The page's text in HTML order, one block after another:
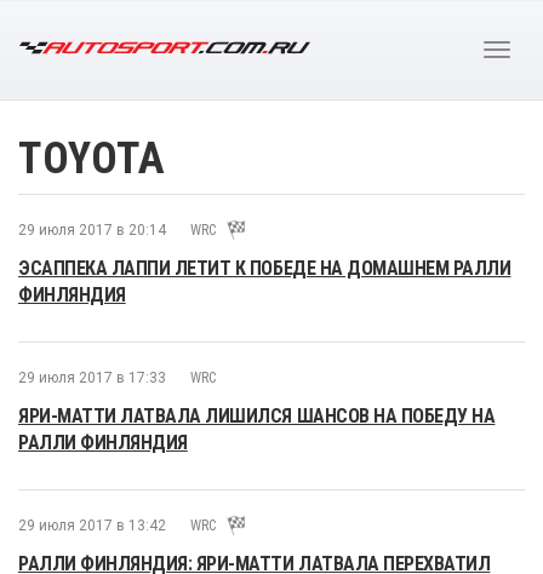
TOYOTA
29 июля 2017 в 20:14 WRC
ЭСАППЕКА ЛАППИ ЛЕТИТ К ПОБЕДЕ НА ДОМАШНЕМ РАЛЛИ
ФИНЛЯНДИЯ
29 июля 2017 в 17:33 WRC
ЯРИ-МАТТИ ЛАТВАЛА ЛИШИЛСЯ ШАНСОВ НА ПОБЕДУ НА
РАЛЛИ ФИНЛЯНДИЯ
29 июля 2017 в 13:42 WRC
РАЛЛИ ФИНЛЯНДИЯ: ЯРИ-МАТТИ ЛАТВАЛА ПЕРЕХВАТИЛ